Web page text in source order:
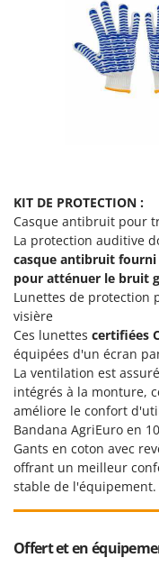
MOSA
MOVA
Mowox
Ninja
Novatec
Novital
NuAir
NuovaFac
O
Officine Savioli
Oliviero
Olix
OMA
Omas
Ompagrill
Oriental Koshin
KIT DE PROTECTION :
Casque antibruit pour
La protection auditive
casque antibruit fourni
pour atténuer le bruit
Lunettes de protection
visière
Ces lunettes certifiées
équipées d'un écran
La ventilation est
intégrés à la monture,
améliore le confort
Bandana AgriEuro en
Gants en coton avec
offrant un meilleur
stable de l'équipement.
Offert et en